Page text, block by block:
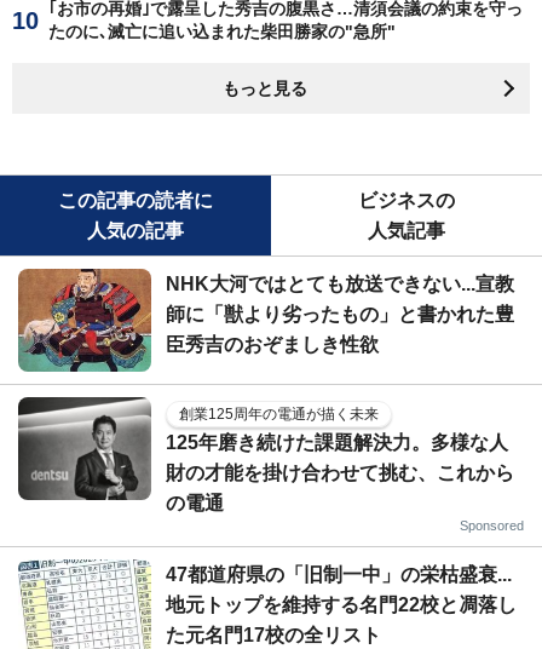
｢お市の再婚｣で露呈した秀吉の腹黒さ…清須会議の約束を守っ
たのに､滅亡に追い込まれた柴田勝家の"急所"
もっと見る
この記事の読者に
人気の記事
ビジネスの
人気記事
NHK大河ではとても放送できない...宣教
師に「獣より劣ったもの」と書かれた豊
臣秀吉のおぞましき性欲
創業125周年の電通が描く未来
125年磨き続けた課題解決力。多様な人
財の才能を掛け合わせて挑む、これから
の電通
Sponsored
47都道府県の「旧制一中」の栄枯盛衰...
地元トップを維持する名門22校と凋落し
た元名門17校の全リスト